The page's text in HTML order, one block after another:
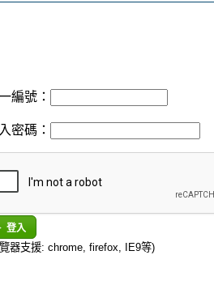
編號：
密碼：
登入
器支援: chrome, firefox, IE9等)